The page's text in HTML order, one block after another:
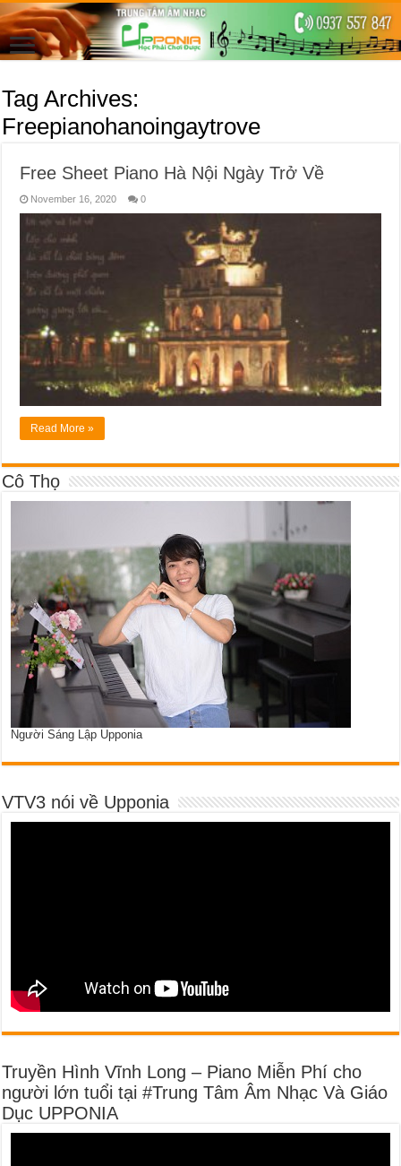
Tag Archives:
Freepianohanoingaytrove
Free Sheet Piano Hà Nội Ngày Trở Về
November 16, 2020 0
Read More »
Cô Thọ
Người Sáng Lập Upponia
VTV3 nói về Upponia
Truyền Hình Vĩnh Long – Piano Miễn Phí cho
người lớn tuổi tại #Trung Tâm Âm Nhạc Và Giáo
Dục UPPONIA